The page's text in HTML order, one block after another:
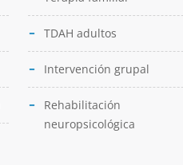
TDAH adultos
Intervención grupal
Rehabilitación
neuropsicológica